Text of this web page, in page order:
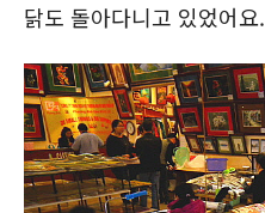
닭도 돌아다니고 있었어요.